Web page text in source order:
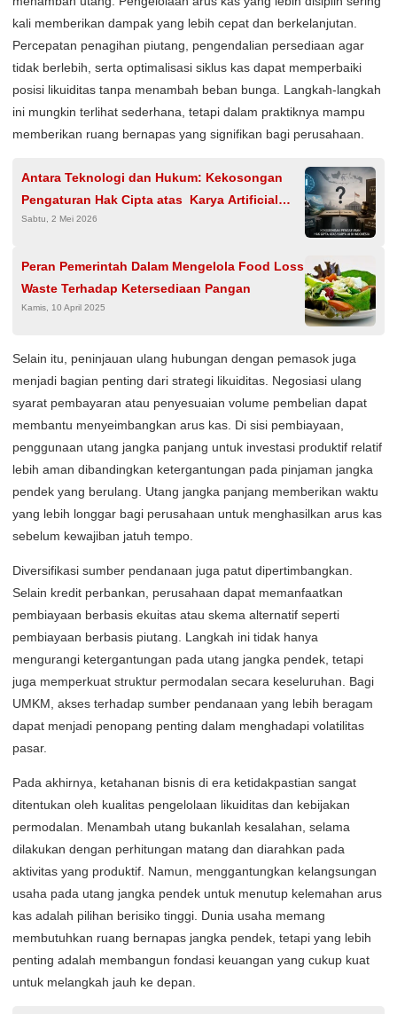
kali memberikan dampak yang lebih cepat dan berkelanjutan.
Percepatan penagihan piutang, pengendalian persediaan agar
tidak berlebih, serta optimalisasi siklus kas dapat memperbaiki
posisi likuiditas tanpa menambah beban bunga. Langkah-langkah
ini mungkin terlihat sederhana, tetapi dalam praktiknya mampu
memberikan ruang bernapas yang signifikan bagi perusahaan.
Antara Teknologi dan Hukum: Kekosongan
Pengaturan Hak Cipta atas Karya Artificial
Intelligence (AI) di Indonesia
Sabtu, 2 Mei 2026
Peran Pemerintah Dalam Mengelola Food Loss
Waste Terhadap Ketersediaan Pangan
Kamis, 10 April 2025
Selain itu, peninjauan ulang hubungan dengan pemasok juga
menjadi bagian penting dari strategi likuiditas. Negosiasi ulang
syarat pembayaran atau penyesuaian volume pembelian dapat
membantu menyeimbangkan arus kas. Di sisi pembiayaan,
penggunaan utang jangka panjang untuk investasi produktif relatif
lebih aman dibandingkan ketergantungan pada pinjaman jangka
pendek yang berulang. Utang jangka panjang memberikan waktu
yang lebih longgar bagi perusahaan untuk menghasilkan arus kas
sebelum kewajiban jatuh tempo.
Diversifikasi sumber pendanaan juga patut dipertimbangkan.
Selain kredit perbankan, perusahaan dapat memanfaatkan
pembiayaan berbasis ekuitas atau skema alternatif seperti
pembiayaan berbasis piutang. Langkah ini tidak hanya
mengurangi ketergantungan pada utang jangka pendek, tetapi
juga memperkuat struktur permodalan secara keseluruhan. Bagi
UMKM, akses terhadap sumber pendanaan yang lebih beragam
dapat menjadi penopang penting dalam menghadapi volatilitas
pasar.
Pada akhirnya, ketahanan bisnis di era ketidakpastian sangat
ditentukan oleh kualitas pengelolaan likuiditas dan kebijakan
permodalan. Menambah utang bukanlah kesalahan, selama
dilakukan dengan perhitungan matang dan diarahkan pada
aktivitas yang produktif. Namun, menggantungkan kelangsungan
usaha pada utang jangka pendek untuk menutup kelemahan arus
kas adalah pilihan berisiko tinggi. Dunia usaha memang
membutuhkan ruang bernapas jangka pendek, tetapi yang lebih
penting adalah membangun fondasi keuangan yang cukup kuat
untuk melangkah jauh ke depan.